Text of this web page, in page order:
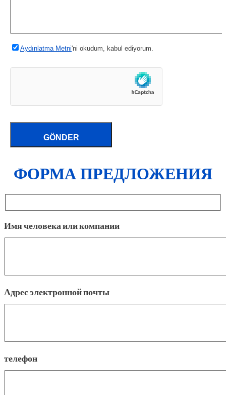
Aydınlatma Metni'ni okudum, kabul ediyorum.
ФОРМА ПРЕДЛОЖЕНИЯ
Имя человека или компании
Адрес электронной почты
телефон